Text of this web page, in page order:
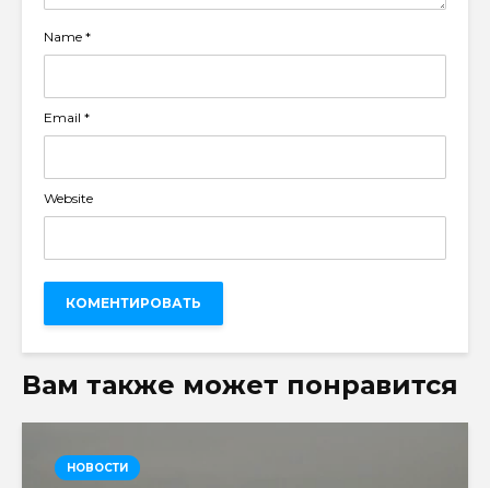
Name *
Email *
Website
Вам также может понравится
НОВОСТИ